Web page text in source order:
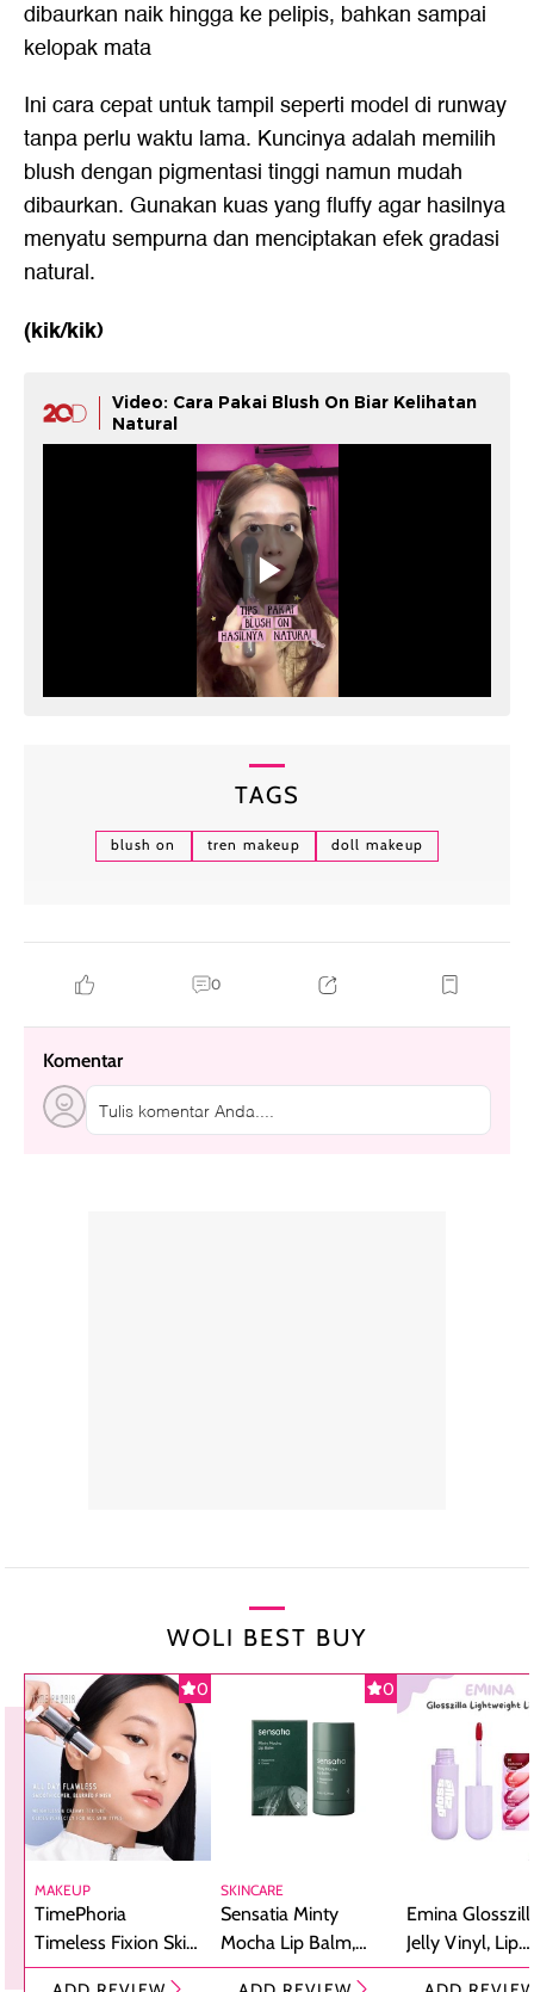
dibaurkan naik hingga ke pelipis, bahkan sampai
kelopak mata
Ini cara cepat untuk tampil seperti model di runway
tanpa perlu waktu lama. Kuncinya adalah memilih
blush dengan pigmentasi tinggi namun mudah
dibaurkan. Gunakan kuas yang fluffy agar hasilnya
menyatu sempurna dan menciptakan efek gradasi
natural.
(kik/kik)
Video: Cara Pakai Blush On Biar Kelihatan
Natural
TAGS
blush on tren makeup doll makeup
0
Komentar
Tulis komentar Anda....
WOLI BEST BUY
0
MAKEUP
TimePhoria
Timeless Fixion Skin
Tint Stick,
0
SKINCARE
Sensatia Minty
Mocha Lip Balm,
Pelembap Bibir
Emina
Jelly Vinyl, Lip
Cream Glossy